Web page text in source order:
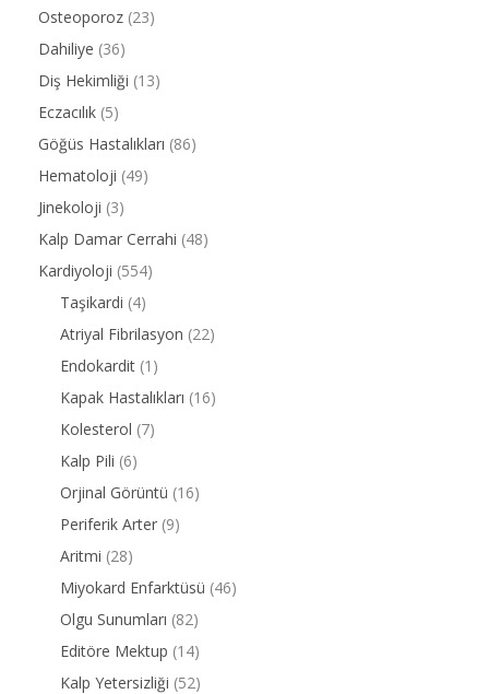
Osteoporoz (23)
Dahiliye (36)
Diş Hekimliği (13)
Eczacılık (5)
Göğüs Hastalıkları (86)
Hematoloji (49)
Jinekoloji (3)
Kalp Damar Cerrahi (48)
Kardiyoloji (554)
Taşikardi (4)
Atriyal Fibrilasyon (22)
Endokardit (1)
Kapak Hastalıkları (16)
Kolesterol (7)
Kalp Pili (6)
Orjinal Görüntü (16)
Periferik Arter (9)
Aritmi (28)
Miyokard Enfarktüsü (46)
Olgu Sunumları (82)
Editöre Mektup (14)
Kalp Yetersizliği (52)